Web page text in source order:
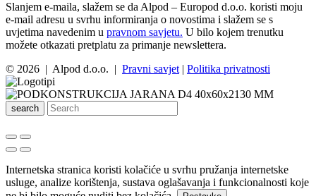
Slanjem e-maila, slažem se da Alpod – Europod d.o.o. koristi moju
e-mail adresu u svrhu informiranja o novostima i slažem se s
uvjetima navedenim u pravnom savjetu. U bilo kojem trenutku
možete otkazati pretplatu za primanje newslettera.
© 2026 | Alpod d.o.o. | Pravni savjet | Politika privatnosti
search
Internetska stranica koristi kolačiće u svrhu pružanja internetske
usluge, analize korištenja, sustava oglašavanja i funkcionalnosti koje